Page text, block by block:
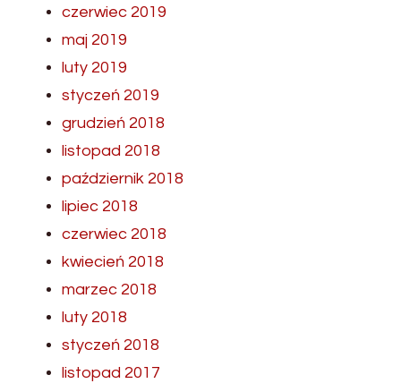
czerwiec 2019
maj 2019
luty 2019
styczeń 2019
grudzień 2018
listopad 2018
październik 2018
lipiec 2018
czerwiec 2018
kwiecień 2018
marzec 2018
luty 2018
styczeń 2018
listopad 2017